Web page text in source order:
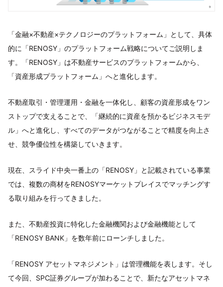
「金融×不動産×テクノロジーのプラットフォーム」として、具体
的に「RENOSY」のプラットフォーム戦略についてご説明しま
す。「RENOSY」は不動産サービスのプラットフォームから、
「資産形成プラットフォーム」へと進化します。
不動産取引・管理運用・金融を一体化し、顧客の資産形成をワン
ストップで支えることで、「継続的に資産を預かるビジネスモデ
ル」へと進化し、すべてのデータがつながることで精度を向上さ
せ、競争優位性を構築していきます。
現在、スライド中央一番上の「RENOSY」と記載されている事業
では、複数の商材をRENOSYマーケットプレイスでマッチングす
る取り組みを行ってきました。
また、不動産投資に特化した金融機関および金融機能として
「RENOSY BANK」を数年前にローンチしました。
「RENOSY アセットマネジメント」は管理機能を表します。そし
て今回、SPC証券グループが加わることで、新たなアセットマネ